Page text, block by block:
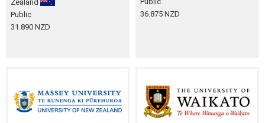
Zealand
Public
31.890 NZD
36.875 NZD